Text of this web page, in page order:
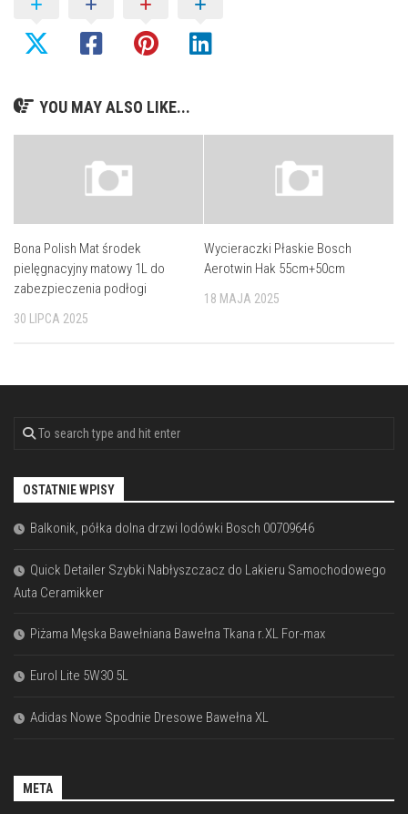
YOU MAY ALSO LIKE...
Bona Polish Mat środek
pielęgnacyjny matowy 1L do
zabezpieczenia podłogi
30 LIPCA 2025
Wycieraczki Płaskie Bosch
Aerotwin Hak 55cm+50cm
18 MAJA 2025
OSTATNIE WPISY
Balkonik, półka dolna drzwi lodówki Bosch 00709646
Quick Detailer Szybki Nabłyszczacz do Lakieru Samochodowego
Auta Ceramikker
Piżama Męska Bawełniana Bawełna Tkana r.XL For-max
Eurol Lite 5W30 5L
Adidas Nowe Spodnie Dresowe Bawełna XL
META